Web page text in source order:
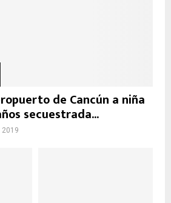
de Cancún a niña
secuestrada...
2019